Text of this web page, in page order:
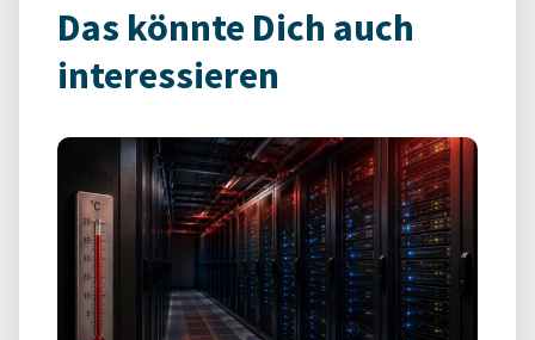
Das könnte Dich auch
interessieren